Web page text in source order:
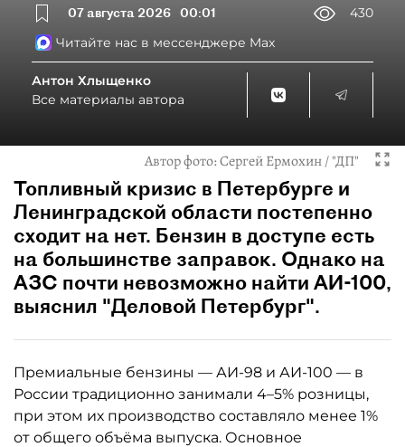
07 августа 2026 00:01
430
Читайте нас в мессенджере Max
Антон Хлыщенко
Все материалы автора
Автор фото:Сергей Ермохин / "ДП"
Топливный кризис в Петербурге и
Ленинградской области постепенно
сходит на нет. Бензин в доступе есть
на большинстве заправок. Однако на
АЗС почти невозможно найти АИ-100,
выяснил "Деловой Петербург".
Премиальные бензины — АИ-98 и АИ-100 — в
России традиционно занимали 4–5% розницы,
при этом их производство составляло менее 1%
от общего объёма выпуска. Основное